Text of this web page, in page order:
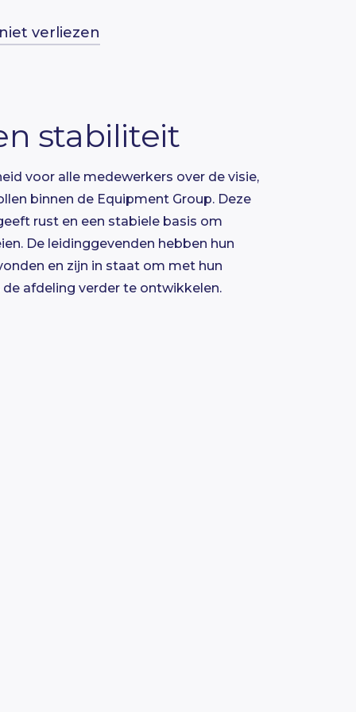
verliezen
stabiliteit
voor alle medewerkers over de visie,
binnen de Equipment Group. Deze
rust en een stabiele basis om
De leidinggevenden hebben hun
en zijn in staat om met hun
afdeling verder te ontwikkelen.
deadlines
en voortgang zijn
de medewerkers gecommitteerd aan
deadlines. Er worden regelmatig
over de planning en voortgang
niveaus in de organisatie. Deze
gevoed met voortgang,
en
voor
konden snel worden
kaart worden gebracht. Medewerkers
wie ze terecht konden met vragen over